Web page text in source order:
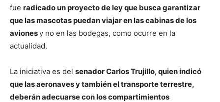
fue radicado un proyecto de ley que busca garantizar
que las mascotas puedan viajar en las cabinas de los
avionesy no en las bodegas, como ocurre en la
actualidad.
La iniciativa es del senador Carlos Trujillo, quien indicó
que las aeronaves y también el transporte terrestre,
deberán adecuarse con los compartimientos